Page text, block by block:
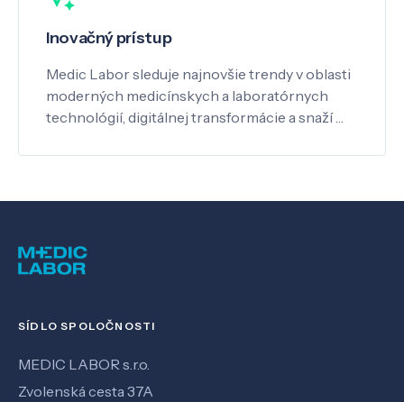
Inovačný prístup
Medic Labor sleduje najnovšie trendy v oblasti
moderných medicínskych a laboratórnych
technológií, digitálnej transformácie a snaží …
SÍDLO SPOLOČNOSTI
MEDIC LABOR s.r.o.
Zvolenská cesta 37A